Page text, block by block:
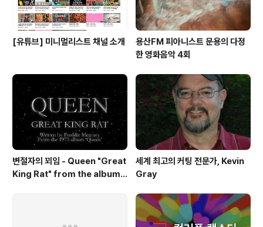
[유튜브] 미니멀리스트 채널 소개
용산FM 피아니스트 문용의 다정
한 영화음악 4회
변절자의 꾀임 - Queen "Great
King Rat" from the album
세계 최고의 커팅 전문가, Kevin
Gray